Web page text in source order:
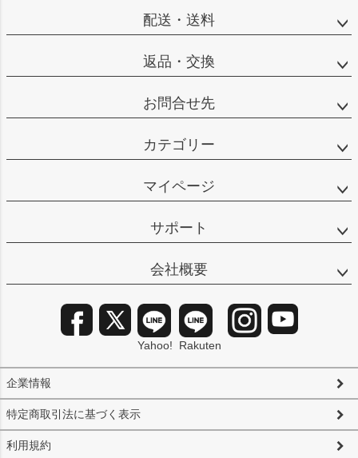
配送・送料
返品・交換
お問合せ先
カテゴリー
マイページ
サポート
会社概要
企業情報
特定商取引法に基づく表示
利用規約
Yahoo! Rakuten